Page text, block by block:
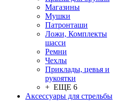
Магазины
Мушки
Патронташи
Ложи, Комплекты
шасси
Ремни
Чехлы
Приклады, цевья и
рукоятки
+ ЕЩЕ 6
Аксессуары для стрельбы